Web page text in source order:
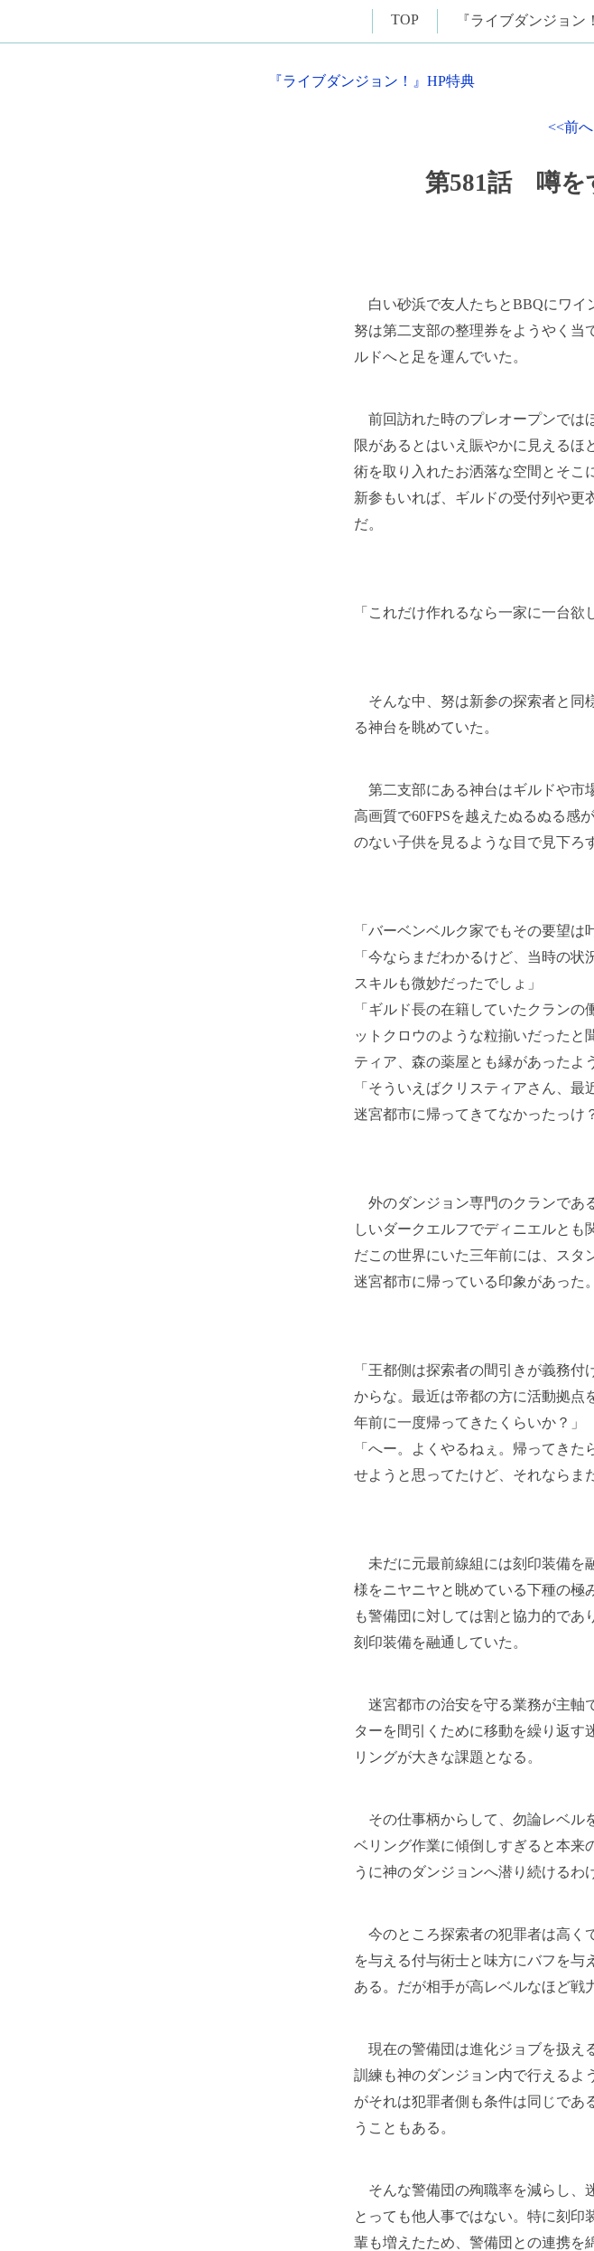
TOP 『ライブダンジョン
『ライブダンジョン！』HP特典
<<前へ
第581話 噂を
白い砂浜で友人たちとBBQにワイ
努は第二支部の整理券をようやく当
ルドへと足を運んでいた。
前回訪れた時のプレオープンでは
限があるとはいえ賑やかに見えるほ
術を取り入れたお洒落な空間とそこ
新参もいれば、ギルドの受付列や更
だ。
「これだけ作れるなら一家に一台欲
そんな中、努は新参の探索者と同
る神台を眺めていた。
第二支部にある神台はギルドや市
高画質で60FPSを越えたぬるぬる感
のない子供を見るような目で見下ろ
「バーベンベルク家でもその要望は
「今ならまだわかるけど、当時の
スキルも微妙だったでしょ」
「ギルド長の在籍していたクラン
ットクロウのような粒揃いだったと
ティア、森の薬屋とも縁があったよ
「そういえばクリスティアさん、
迷宮都市に帰ってきてなかったっけ
外のダンジョン専門のクランであ
しいダークエルフでディニエルとも
だこの世界にいた三年前には、スタ
迷宮都市に帰っている印象があった。
「王都側は探索者の間引きが義務
からな。最近は帝都の方に活動拠
年前に一度帰ってきたくらいか？」
「へー。よくやるねぇ。帰ってき
せようと思ってたけど、それならま
未だに元最前線組には刻印装備を
様をニヤニヤと眺めている下種の極
も警備団に対しては割と協力的であ
刻印装備を融通していた。
迷宮都市の治安を守る業務が主軸
ターを間引くために移動を繰り返す
リングが大きな課題となる。
その仕事柄からして、勿論レベル
ベリング作業に傾倒しすぎると本来
うに神のダンジョンへ潜り続けるわ
今のところ探索者の犯罪者は高く
を与える付与術士と味方にバフを与
ある。だが相手が高レベルなほど戦
現在の警備団は進化ジョブを扱え
訓練も神のダンジョン内で行えるよ
がそれは犯罪者側も条件は同じであ
うこともある。
そんな警備団の殉職率を減らし、
とっても他人事ではない。特に刻印
輩も増えたため、警備団との連携を